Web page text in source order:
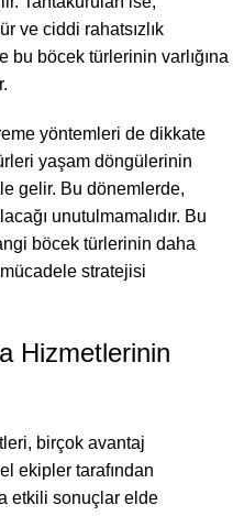
ve ciddi rahatsızlık
bu böcek türlerinin varlığına
yöntemleri de dikkate
yaşam döngülerinin
gelir. Bu dönemlerde,
unutulmamalıdır. Bu
böcek türlerinin daha
stratejisi
Hizmetlerinin
birçok avantaj
ekipler tarafından
etkili sonuçlar elde